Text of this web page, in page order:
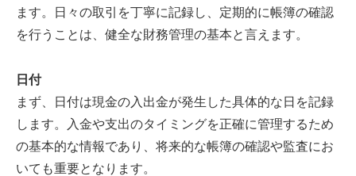
ます。日々の取引を丁寧に記録し、定期的に帳簿の確認
を行うことは、健全な財務管理の基本と言えます。
日付
まず、日付は現金の入出金が発生した具体的な日を記録
します。入金や支出のタイミングを正確に管理するため
の基本的な情報であり、将来的な帳簿の確認や監査にお
いても重要となります。